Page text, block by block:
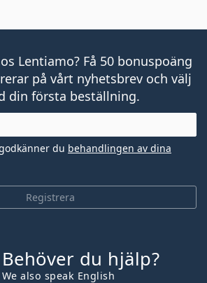
Lentiamo? Få 50 bonuspoäng
på vårt nyhetsbrev och välj
din första beställning.
Registrera
du behandlingen av dina
Behöver du hjälp?
We also speak English